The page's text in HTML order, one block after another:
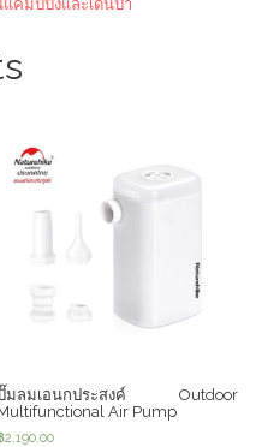
คมป์ปิ้งและเดินป่า
มลมเอนกประสงค์ Outdoor
Air Pump
2,190.00